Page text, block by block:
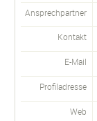
Ansprechpartner
Kontakt
E-Mail
Profiladresse
Web